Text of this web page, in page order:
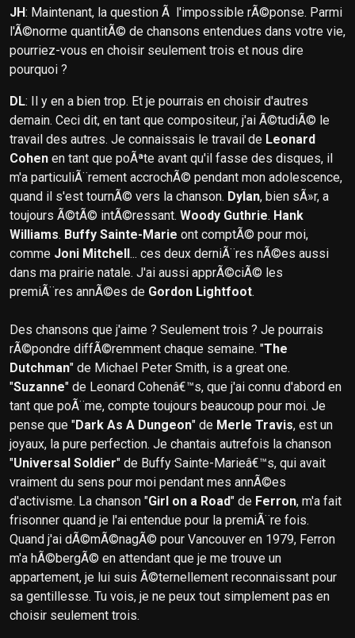
JH: Maintenant, la question Ã l'impossible rÃ©ponse. Parmi
l'Ã©norme quantitÃ© de chansons entendues dans votre vie,
pourriez-vous en choisir seulement trois et nous dire
pourquoi ?
DL: Il y en a bien trop. Et je pourrais en choisir d'autres
demain. Ceci dit, en tant que compositeur, j'ai Ã©tudiÃ© le
travail des autres. Je connaissais le travail de Leonard
Cohen en tant que poÃªte avant qu'il fasse des disques, il
m'a particuliÃ¨rement accrochÃ© pendant mon adolescence,
quand il s'est tournÃ© vers la chanson. Dylan, bien sÃ»r, a
toujours Ã©tÃ© intÃ©ressant. Woody Guthrie. Hank
Williams. Buffy Sainte-Marie ont comptÃ© pour moi,
comme Joni Mitchell... ces deux derniÃ¨res nÃ©es aussi
dans ma prairie natale. J'ai aussi apprÃ©ciÃ© les
premiÃ¨res annÃ©es de Gordon Lightfoot.
Des chansons que j'aime ? Seulement trois ? Je pourrais
rÃ©pondre diffÃ©remment chaque semaine. "The
Dutchman" de Michael Peter Smith, is a great one.
"Suzanne" de Leonard Cohenâ€™s, que j'ai connu d'abord en
tant que poÃ¨me, compte toujours beaucoup pour moi. Je
pense que "Dark As A Dungeon" de Merle Travis, est un
joyaux, la pure perfection. Je chantais autrefois la chanson
"Universal Soldier" de Buffy Sainte-Marieâ€™s, qui avait
vraiment du sens pour moi pendant mes annÃ©es
d'activisme. La chanson "Girl on a Road" de Ferron, m'a fait
frisonner quand je l'ai entendue pour la premiÃ¨re fois.
Quand j'ai dÃ©mÃ©nagÃ© pour Vancouver en 1979, Ferron
m'a hÃ©bergÃ© en attendant que je me trouve un
appartement, je lui suis Ã©ternellement reconnaissant pour
sa gentillesse. Tu vois, je ne peux tout simplement pas en
choisir seulement trois.